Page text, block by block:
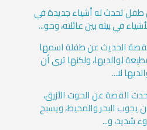
طفل تحدث له أشياء جديدة في
في بيته بين عائلته، وحو...
القصة الحديث عن طفلة اسمها
لوالديها، ولكنها ترى أن
لا...
القصة عن الحوت الأزرق،
يجوب البحر والمحيط، ويسبح
شديد، و...